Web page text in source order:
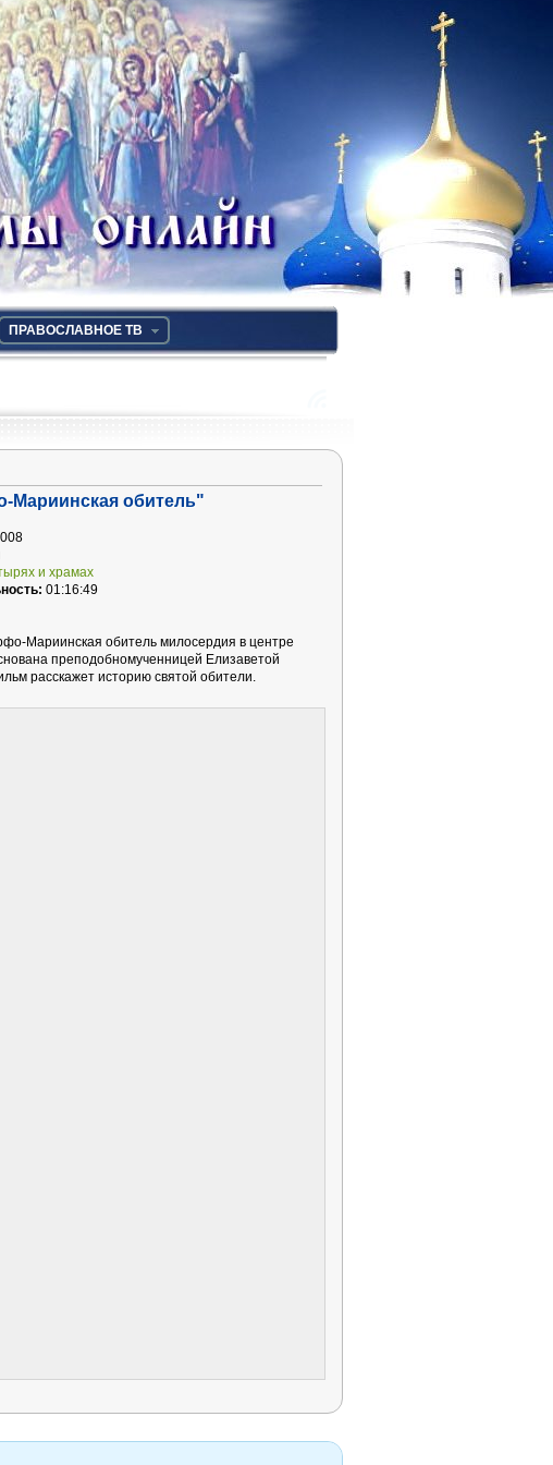
ПРАВОСЛАВНОЕ ТВ
обитель"
и храмах
01:16:49
Мариинская обитель милосердия в центре
преподобномученницей Елизаветой
расскажет историю святой обители.